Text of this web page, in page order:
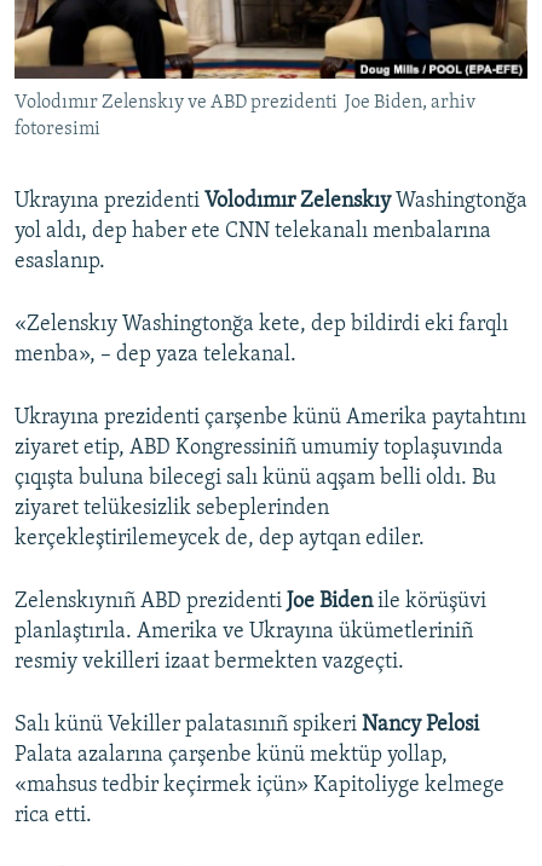
Русский
Українською
RFE/RS bütün saytları
Volodımır Zelenskıy ve ABD prezidenti Joe Biden, arhiv
fotoresimi
Ukrayına prezidenti Volodımır ZelenskıyWashingtonğa
yol aldı, dep haber ete CNN telekanalı menbalarına
esaslanıp.
«Zelenskıy Washingtonğa kete, dep bildirdi eki farqlı
menba», – dep yaza telekanal.
Ukrayına prezidenti çarşenbe künü Amerika paytahtını
ziyaret etip, ABD Kongressiniñ umumiy toplaşuvında
çıqışta buluna bilecegi salı künü aqşam belli oldı. Bu
ziyaret telükesizlik sebeplerinden
kerçekleştirilemeycek de, dep aytqan ediler.
Zelenskıynıñ ABD prezidenti Joe Bidenile körüşüvi
planlaştırıla. Amerika ve Ukrayına ükümetleriniñ
resmiy vekilleri izaat bermekten vazgeçti.
Salı künü Vekiller palatasınıñ spikeri Nancy Pelosi
Palata azalarına çarşenbe künü mektüp yollap,
«mahsus tedbir keçirmek içün» Kapitoliyge kelmege
rica etti.